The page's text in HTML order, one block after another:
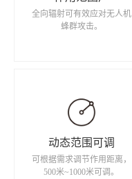
全向辐射可有效应对无人机
蜂群攻击。
动态范围可调
可根据需求调节作用距离，
500米~1000米可调。